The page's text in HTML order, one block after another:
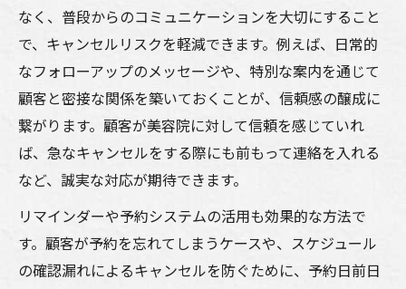
なく、普段からのコミュニケーションを大切にすること
で、キャンセルリスクを軽減できます。例えば、日常的
なフォローアップのメッセージや、特別な案内を通じて
顧客と密接な関係を築いておくことが、信頼感の醸成に
繋がります。顧客が美容院に対して信頼を感じていれ
ば、急なキャンセルをする際にも前もって連絡を入れる
など、誠実な対応が期待できます。
リマインダーや予約システムの活用も効果的な方法で
す。顧客が予約を忘れてしまうケースや、スケジュール
の確認漏れによるキャンセルを防ぐために、予約日前日